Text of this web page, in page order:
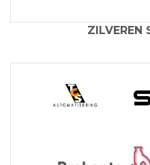
ZILVEREN